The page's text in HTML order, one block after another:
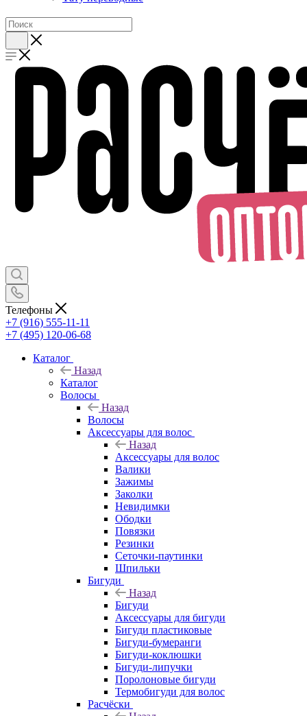
Телефоны
+7 (916) 555-11-11
+7 (495) 120-06-68
Каталог
Назад
Каталог
Волосы
Назад
Волосы
Аксессуары для волос
Назад
Аксессуары для волос
Валики
Зажимы
Заколки
Невидимки
Ободки
Повязки
Резинки
Сеточки-паутинки
Шпильки
Бигуди
Назад
Бигуди
Аксессуары для бигуди
Бигуди пластиковые
Бигуди-бумеранги
Бигуди-коклюшки
Бигуди-липучки
Поролоновые бигуди
Термобигуди для волос
Расчёски